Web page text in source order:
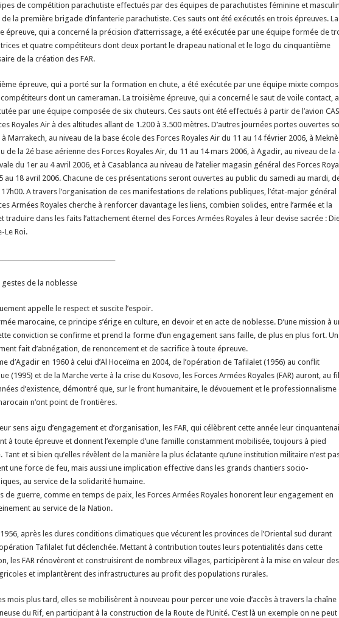
de compétition parachutiste effectués par des équipes de parachutistes féminine et
la première brigade d’infanterie parachutiste. Ces sauts ont été exécutés en trois épreuves. La
épreuve, qui a concerné la précision d’atterrissage, a été exécutée par une équipe formée de
et quatre compétiteurs dont deux portant le drapeau national et le logo du cinquantième
de la création des FAR.
épreuve, qui a porté sur la formation en chute, a été exécutée par une équipe mixte
dont un cameraman. La troisième épreuve, qui a concerné le saut de voile contact, a
par une équipe composée de six chuteurs. Ces sauts ont été effectués à partir de l’avion
Royales Air à des altitudes allant de 1.200 à 3.500 mètres. D’autres journées portes ouvertes
Marrakech, au niveau de la base école des Forces Royales Air du 11 au 14 février 2006, à
de la 2é base aérienne des Forces Royales Air, du 11 au 14 mars 2006, à Agadir, au niveau de la
du 1er au 4 avril 2006, et à Casablanca au niveau de l’atelier magasin général des Forces
au 18 avril 2006. Chacune de ces présentations seront ouvertes au public du samedi au mardi,
17h00. A travers l’organisation de ces manifestations de relations publiques, l’état-major général
Armées Royales cherche à renforcer davantage les liens, combien solides, entre l’armée et la
traduire dans les faits l’attachement éternel des Forces Armées Royales à leur devise sacrée :
Le Roi.
gestes de la noblesse
appelle le respect et suscite l’espoir.
marocaine, ce principe s’érige en culture, en devoir et en acte de noblesse. D’une mission à
conviction se confirme et prend la forme d’un engagement sans faille, de plus en plus fort. Un
fait d’abnégation, de renoncement et de sacrifice à toute épreuve.
d’Agadir en 1960 à celui d’Al Hoceïma en 2004, de l’opération de Tafilalet (1956) au conflit
(1995) et de la Marche verte à la crise du Kosovo, les Forces Armées Royales (FAR) auront, au fil
d’existence, démontré que, sur le front humanitaire, le dévouement et le professionnalisme
n’ont point de frontières.
sens aigu d’engagement et d’organisation, les FAR, qui célèbrent cette année leur
à toute épreuve et donnent l’exemple d’une famille constamment mobilisée, toujours à pied
Tant et si bien qu’elles révèlent de la manière la plus éclatante qu’une institution militaire n’est
une force de feu, mais aussi une implication effective dans les grands chantiers socio-
au service de la solidarité humaine.
de guerre, comme en temps de paix, les Forces Armées Royales honorent leur engagement en
au service de la Nation.
après les dures conditions climatiques que vécurent les provinces de l’Oriental sud durant
Tafilalet fut déclenchée. Mettant à contribution toutes leurs potentialités dans cette
les FAR rénovèrent et construisirent de nombreux villages, participèrent à la mise en valeur des
et implantèrent des infrastructures au profit des populations rurales.
mois plus tard, elles se mobilisèrent à nouveau pour percer une voie d’accès à travers la chaîne
du Rif, en participant à la construction de la Route de l’Unité. C’est là un exemple on ne peut